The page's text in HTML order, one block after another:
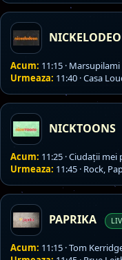
Acum: 11:15 ·
Urmeaza: 11:40 · Casa
NICKTOONS
Acum: 11:25 · Ciudații mei
Urmeaza: 11:45 · Rock,
PAPRIKA
Acum: 11:15 · Tom